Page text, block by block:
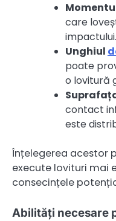
care
impactului.
Unghiul
poate
o lovitură
contact
este
Înțelegerea acestor
execute lovituri mai
consecințele
Abilități necesare